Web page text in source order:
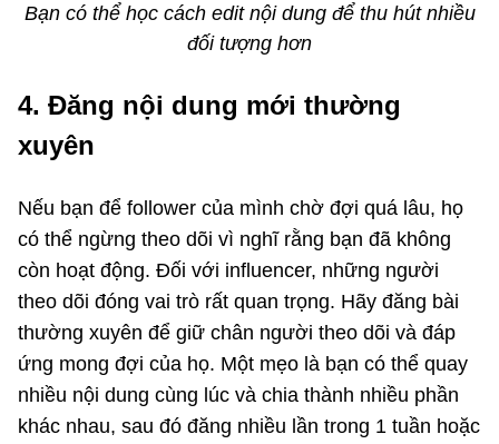
Bạn có thể học cách edit nội dung để thu hút nhiều
đối tượng hơn
4. Đăng nội dung mới thường
xuyên
Nếu bạn để follower của mình chờ đợi quá lâu, họ
có thể ngừng theo dõi vì nghĩ rằng bạn đã không
còn hoạt động. Đối với influencer, những người
theo dõi đóng vai trò rất quan trọng. Hãy đăng bài
thường xuyên để giữ chân người theo dõi và đáp
ứng mong đợi của họ. Một mẹo là bạn có thể quay
nhiều nội dung cùng lúc và chia thành nhiều phần
khác nhau, sau đó đăng nhiều lần trong 1 tuần hoặc